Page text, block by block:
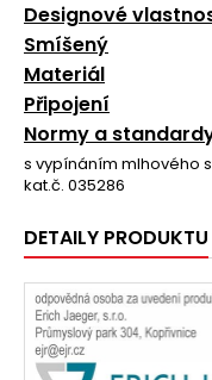
Designové
Smíšený
Materiál
Připojení
Normy a
s vypínáním mlhového
kat.č. 035286
DETAILY PRODUKTU